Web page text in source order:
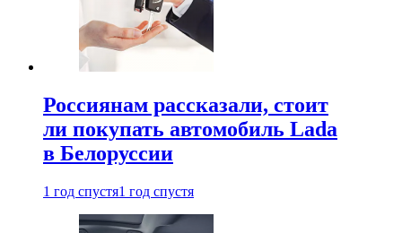
Россиянам рассказали, стоит
ли покупать автомобиль Lada
в Белоруссии
1 год спустя1 год спустя